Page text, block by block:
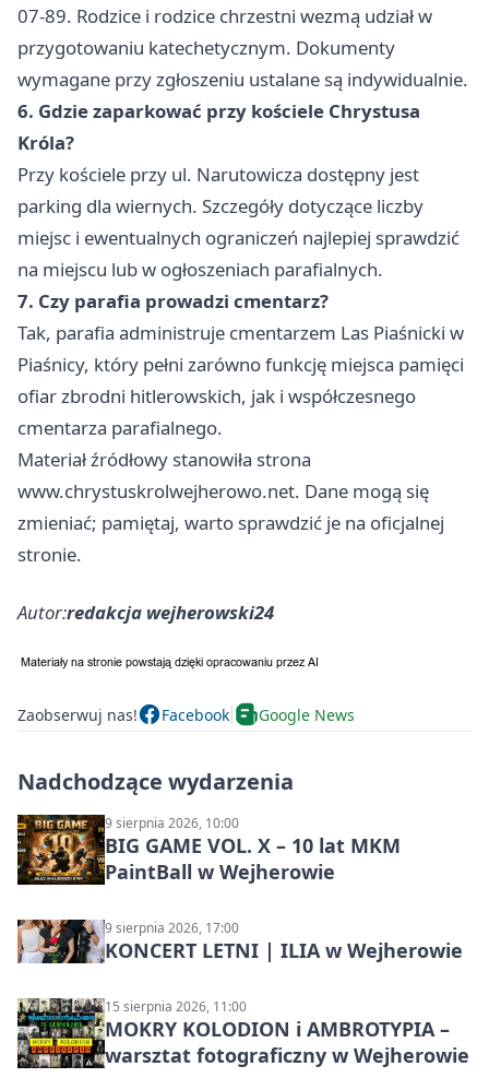
07-89. Rodzice i rodzice chrzestni wezmą udział w
przygotowaniu katechetycznym. Dokumenty
wymagane przy zgłoszeniu ustalane są indywidualnie.
6. Gdzie zaparkować przy kościele Chrystusa
Króla?
Przy kościele przy ul. Narutowicza dostępny jest
parking dla wiernych. Szczegóły dotyczące liczby
miejsc i ewentualnych ograniczeń najlepiej sprawdzić
na miejscu lub w ogłoszeniach parafialnych.
7. Czy parafia prowadzi cmentarz?
Tak, parafia administruje cmentarzem Las Piaśnicki w
Piaśnicy, który pełni zarówno funkcję miejsca pamięci
ofiar zbrodni hitlerowskich, jak i współczesnego
cmentarza parafialnego.
Materiał źródłowy stanowiła strona
www.chrystuskrolwejherowo.net. Dane mogą się
zmieniać; pamiętaj, warto sprawdzić je na oficjalnej
stronie.
Autor:redakcja wejherowski24
Zaobserwuj nas! Facebook Google News
Nadchodzące wydarzenia
9 sierpnia 2026, 10:00
BIG GAME VOL. X – 10 lat MKM
PaintBall w Wejherowie
9 sierpnia 2026, 17:00
KONCERT LETNI | ILIA w Wejherowie
15 sierpnia 2026, 11:00
MOKRY KOLODION i AMBROTYPIA –
warsztat fotograficzny w Wejherowie